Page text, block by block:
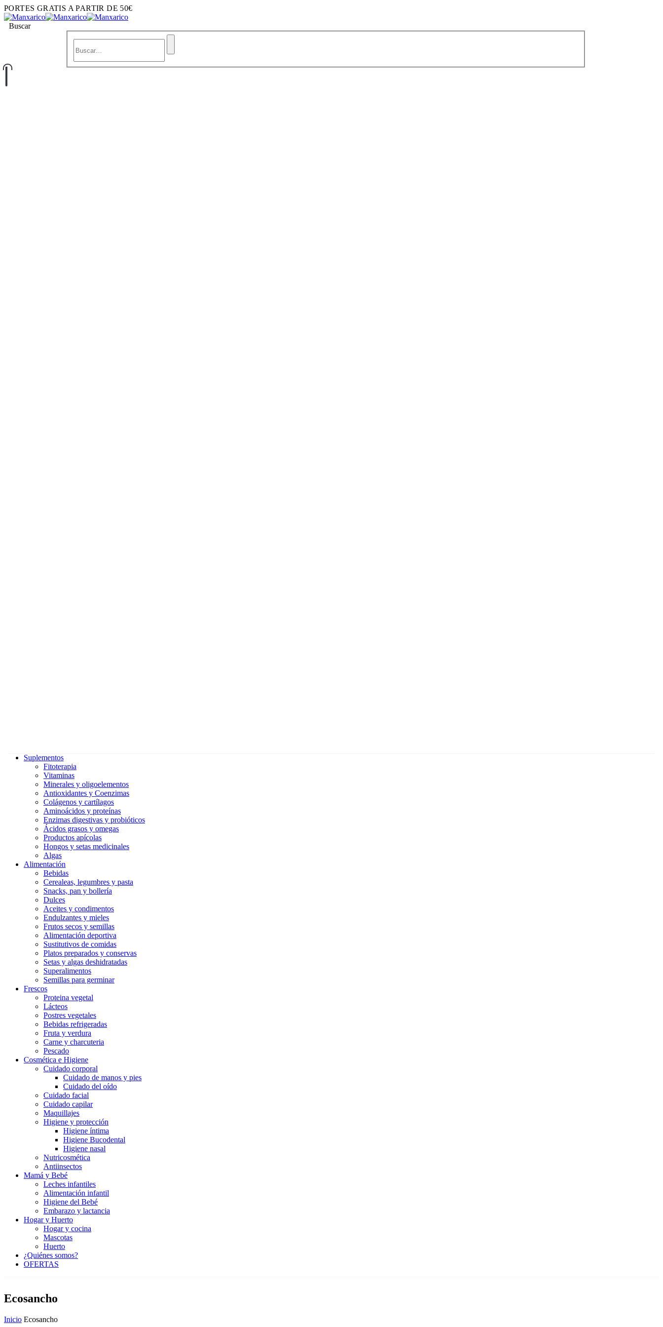
PORTES GRATIS A PARTIR DE 50€
Buscar
Suplementos
Fitoterapia
Vitaminas
Minerales y oligoelementos
Antioxidantes y Coenzimas
Colágenos y cartílagos
Aminoácidos y proteínas
Enzimas digestivas y probióticos
Ácidos grasos y omegas
Productos apícolas
Hongos y setas medicinales
Algas
Alimentación
Bebidas
Cerealeas, legumbres y pasta
Snacks, pan y bollería
Dulces
Aceites y condimentos
Endulzantes y mieles
Frutos secos y semillas
Alimentación deportiva
Sustitutivos de comidas
Platos preparados y conservas
Setas y algas deshidratadas
Superalimentos
Semillas para germinar
Frescos
Proteina vegetal
Lácteos
Postres vegetales
Bebidas refrigeradas
Fruta y verdura
Carne y charcuteria
Pescado
Cosmética e Higiene
Cuidado corporal
Cuidado de manos y pies
Cuidado del oído
Cuidado facial
Cuidado capilar
Maquillajes
Higiene y protección
Higiene íntima
Higiene Bucodental
Higiene nasal
Nutricosmética
Antiinsectos
Mamá y Bebé
Leches infantiles
Alimentación infantil
Higiene del Bebé
Embarazo y lactancia
Hogar y Huerto
Hogar y cocina
Mascotas
Huerto
¿Quiénes somos?
OFERTAS
Ecosancho
Inicio Ecosancho